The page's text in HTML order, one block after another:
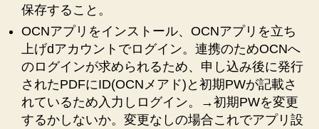
保存すること。
OCNアプリをインストール、OCNアプリを立ち
上げdアカウントでログイン。連携のためOCNへ
のログインが求められるため、申し込み後に発行
されたPDFにID(OCNメアド)と初期PWが記載さ
れているため入力しログイン。→初期PWを変更
するかしないか。変更なしの場合これでアプリ設